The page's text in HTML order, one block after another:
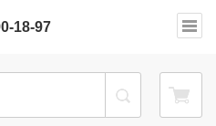
18-97